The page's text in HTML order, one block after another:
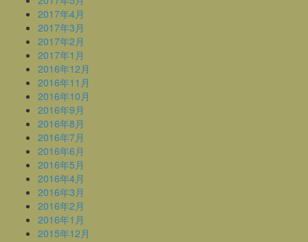
2017年4月
2017年3月
2017年2月
2017年1月
2016年12月
2016年11月
2016年10月
2016年9月
2016年8月
2016年7月
2016年6月
2016年5月
2016年4月
2016年3月
2016年2月
2016年1月
2015年12月